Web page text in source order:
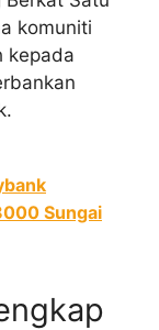
komuniti
kepada
Sungai